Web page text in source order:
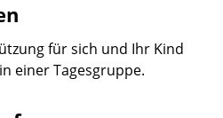
für sich und Ihr Kind
einer Tagesgruppe.